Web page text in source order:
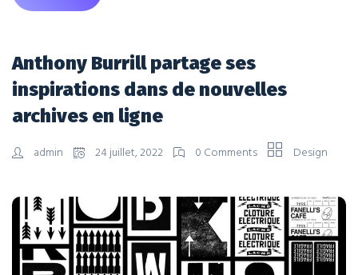
Anthony Burrill partage ses
inspirations dans de nouvelles
archives en ligne
admin 24 juillet, 2022 0 Comments Design